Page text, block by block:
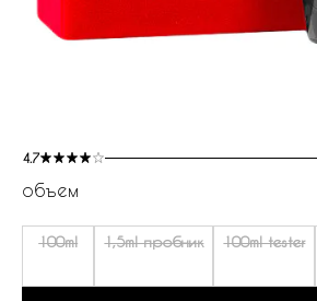
4.7
объем
100ml 1,5ml пробник 100ml tester